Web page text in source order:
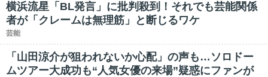
横浜流星「BL発言」に批判殺到！それでも芸能関係
者が「クレームは無理筋」と断じるワケ
芸能
「山田涼介が狙われないか心配」の声も…ソロドー
ムツアー大成功も“人気女優の来場”疑惑にファンが